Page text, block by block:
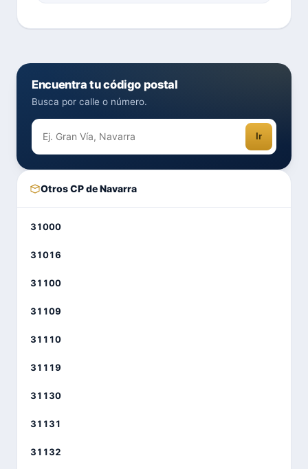
Encuentra tu código postal
Busca por calle o número.
Ir
Otros CP de Navarra
31000
31016
31100
31109
31110
31119
31130
31131
31132